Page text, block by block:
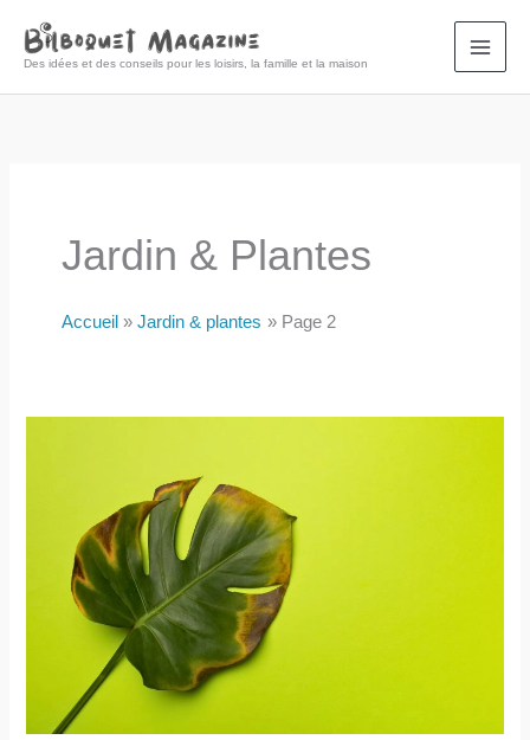
Des idées et des conseils pour les loisirs, la famille et la maison
Jardin & Plantes
Accueil Jardin & plantes Page 2